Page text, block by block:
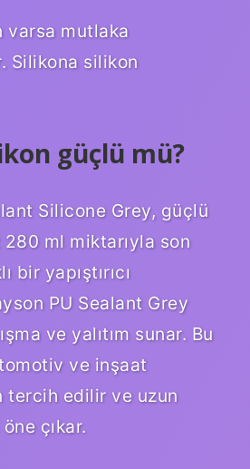
varsa mutlaka
Silikona silikon
güçlü mü?
Silicone Grey, güçlü
ml miktarıyla son
bir yapıştırıcı
PU Sealant Grey
ve yalıtım sunar. Bu
ve inşaat
tercih edilir ve uzun
öne çıkar.